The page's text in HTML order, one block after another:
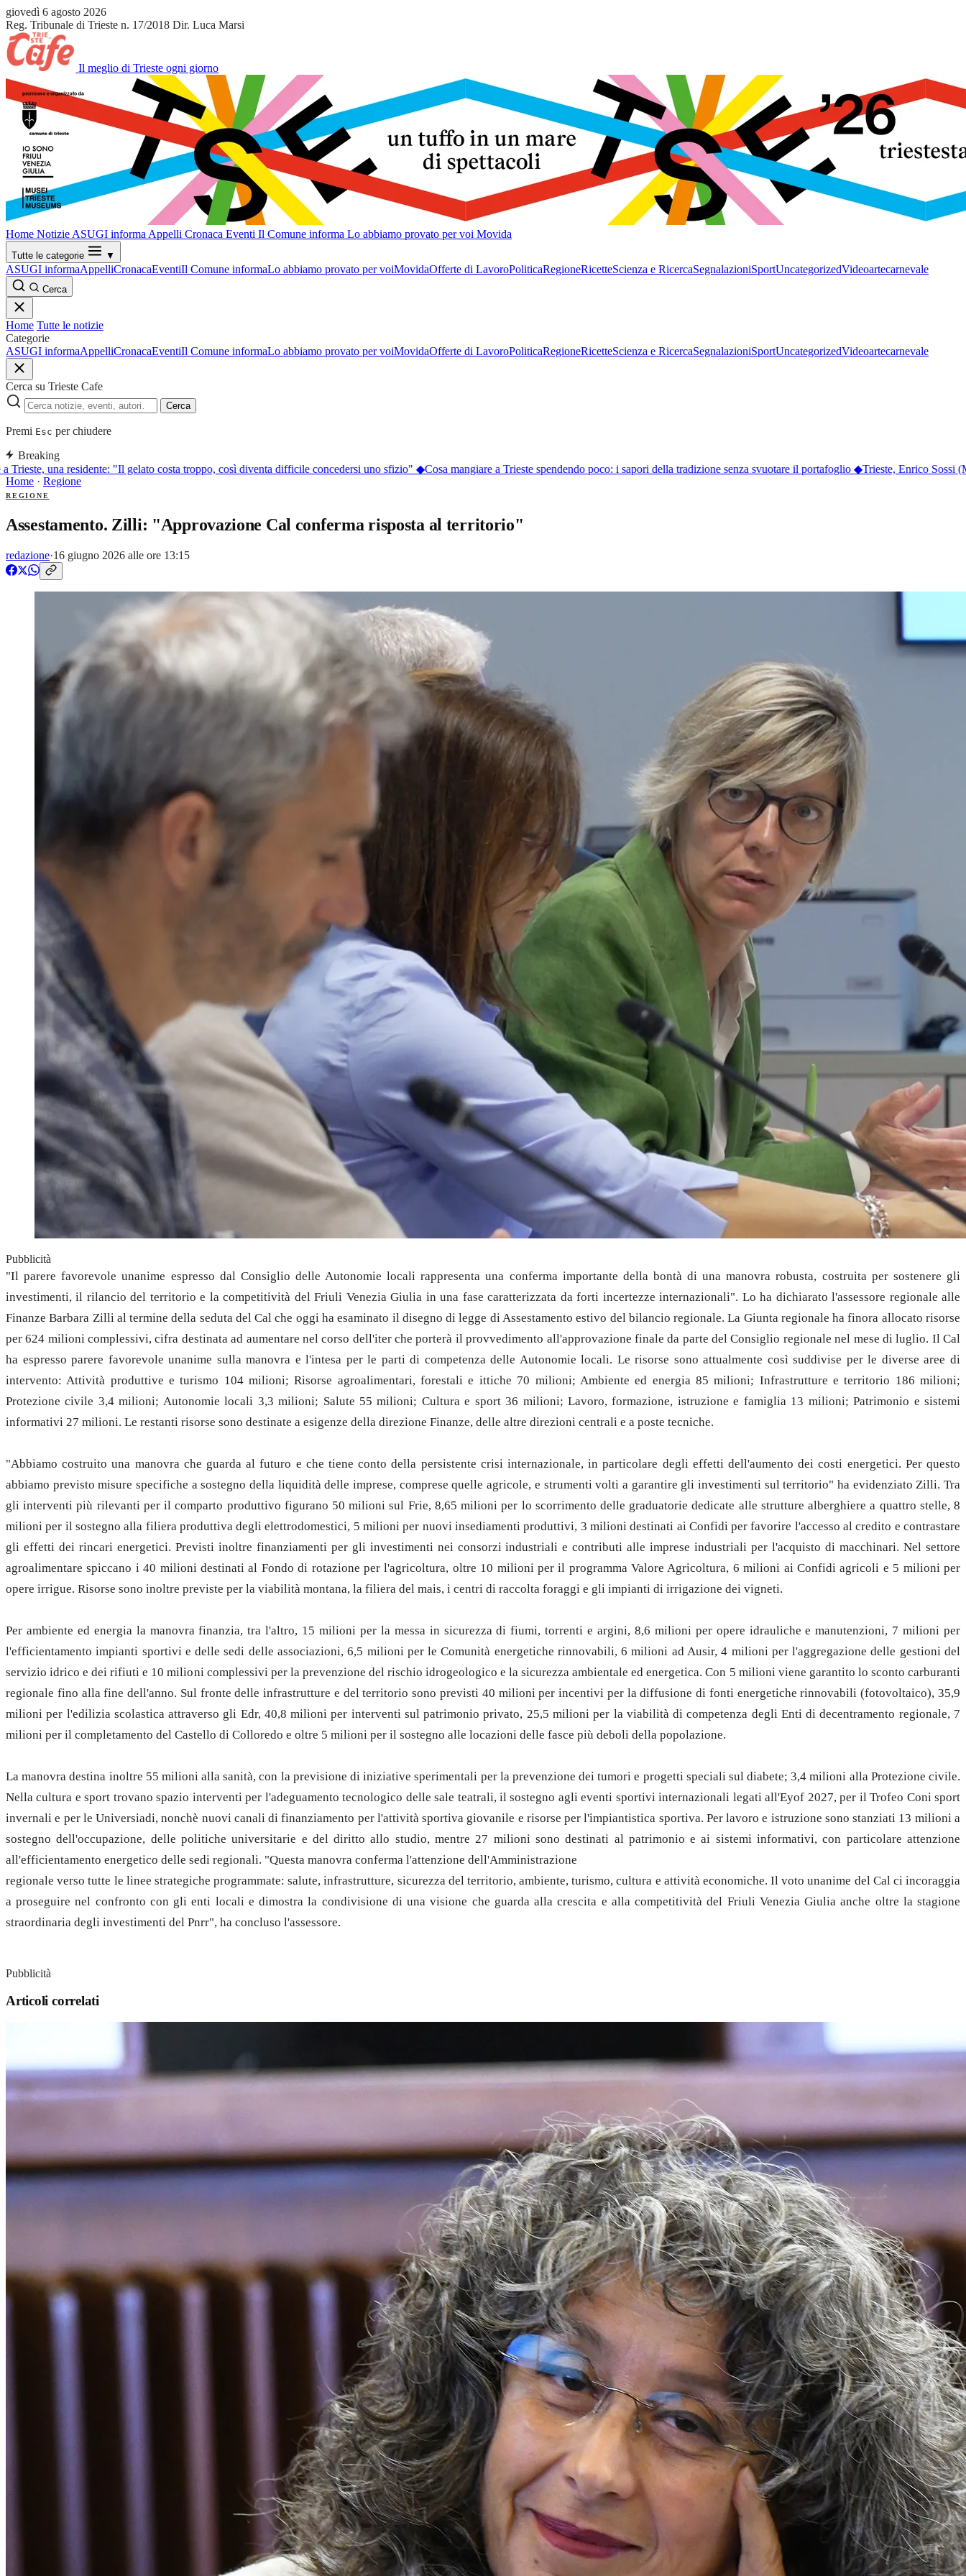
giovedì 6 agosto 2026
Reg. Tribunale di Trieste n. 17/2018 Dir. Luca Marsi
Il meglio di Trieste ogni giorno
Home Notizie ASUGI informa Appelli Cronaca Eventi Il Comune informa Lo abbiamo provato per voi Movida
Tutte le categorie ▼
ASUGI informaAppelliCronacaEventiIl Comune informaLo abbiamo provato per voiMovidaOfferte di LavoroPoliticaRegioneRicetteScienza e RicercaSegnalazioniSportUncategorizedVideoartecarnevale
Cerca
Home Tutte le notizie
Categorie
ASUGI informaAppelliCronacaEventiIl Comune informaLo abbiamo provato per voiMovidaOfferte di LavoroPoliticaRegioneRicetteScienza e RicercaSegnalazioniSportUncategorizedVideoartecarnevale
Cerca su Trieste Cafe
Cerca
Premi Esc per chiudere
Breaking
una residente: "Il gelato costa troppo, così diventa difficile concedersi uno sfizio"◆ Cosa mangiare a Trieste spendendo poco: i sapori della tradizione senza svuotare il portafoglio◆Trieste, Enrico Sossi
Home · Regione
REGIONE
Assestamento. Zilli: "Approvazione Cal conferma risposta al territorio"
redazione·16 giugno 2026 alle ore 13:15
Pubblicità
"Il parere favorevole unanime espresso dal Consiglio delle Autonomie locali rappresenta una conferma importante della bontà di una manovra robusta, costruita per sostenere gli
investimenti, il rilancio del territorio e la competitività del Friuli Venezia Giulia in una fase caratterizzata da forti incertezze internazionali". Lo ha dichiarato l'assessore regionale alle
Finanze Barbara Zilli al termine della seduta del Cal che oggi ha esaminato il disegno di legge di Assestamento estivo del bilancio regionale. La Giunta regionale ha finora allocato risorse
per 624 milioni complessivi, cifra destinata ad aumentare nel corso dell'iter che porterà il provvedimento all'approvazione finale da parte del Consiglio regionale nel mese di luglio. Il Cal
ha espresso parere favorevole unanime sulla manovra e l'intesa per le parti di competenza delle Autonomie locali. Le risorse sono attualmente così suddivise per le diverse aree di
intervento: Attività produttive e turismo 104 milioni; Risorse agroalimentari, forestali e ittiche 70 milioni; Ambiente ed energia 85 milioni; Infrastrutture e territorio 186 milioni;
Protezione civile 3,4 milioni; Autonomie locali 3,3 milioni; Salute 55 milioni; Cultura e sport 36 milioni; Lavoro, formazione, istruzione e famiglia 13 milioni; Patrimonio e sistemi
informativi 27 milioni. Le restanti risorse sono destinate a esigenze della direzione Finanze, delle altre direzioni centrali e a poste tecniche.
"Abbiamo costruito una manovra che guarda al futuro e che tiene conto della persistente crisi internazionale, in particolare degli effetti dell'aumento dei costi energetici. Per questo
abbiamo previsto misure specifiche a sostegno della liquidità delle imprese, comprese quelle agricole, e strumenti volti a garantire gli investimenti sul territorio" ha evidenziato Zilli. Tra
gli interventi più rilevanti per il comparto produttivo figurano 50 milioni sul Frie, 8,65 milioni per lo scorrimento delle graduatorie dedicate alle strutture alberghiere a quattro stelle, 8
milioni per il sostegno alla filiera produttiva degli elettrodomestici, 5 milioni per nuovi insediamenti produttivi, 3 milioni destinati ai Confidi per favorire l'accesso al credito e contrastare
gli effetti dei rincari energetici. Previsti inoltre finanziamenti per gli investimenti nei consorzi industriali e contributi alle imprese industriali per l'acquisto di macchinari. Nel settore
agroalimentare spiccano i 40 milioni destinati al Fondo di rotazione per l'agricoltura, oltre 10 milioni per il programma Valore Agricoltura, 6 milioni ai Confidi agricoli e 5 milioni per
opere irrigue. Risorse sono inoltre previste per la viabilità montana, la filiera del mais, i centri di raccolta foraggi e gli impianti di irrigazione dei vigneti.
Per ambiente ed energia la manovra finanzia, tra l'altro, 15 milioni per la messa in sicurezza di fiumi, torrenti e argini, 8,6 milioni per opere idrauliche e manutenzioni, 7 milioni per
l'efficientamento impianti sportivi e delle sedi delle associazioni, 6,5 milioni per le Comunità energetiche rinnovabili, 6 milioni ad Ausir, 4 milioni per l'aggregazione delle gestioni del
servizio idrico e dei rifiuti e 10 milioni complessivi per la prevenzione del rischio idrogeologico e la sicurezza ambientale ed energetica. Con 5 milioni viene garantito lo sconto carburanti
regionale fino alla fine dell'anno. Sul fronte delle infrastrutture e del territorio sono previsti 40 milioni per incentivi per la diffusione di fonti energetiche rinnovabili (fotovoltaico), 35,9
milioni per l'edilizia scolastica attraverso gli Edr, 40,8 milioni per interventi sul patrimonio privato, 25,5 milioni per la viabilità di competenza degli Enti di decentramento regionale, 7
milioni per il completamento del Castello di Colloredo e oltre 5 milioni per il sostegno alle locazioni delle fasce più deboli della popolazione.
La manovra destina inoltre 55 milioni alla sanità, con la previsione di iniziative sperimentali per la prevenzione dei tumori e progetti speciali sul diabete; 3,4 milioni alla Protezione civile.
Nella cultura e sport trovano spazio interventi per l'adeguamento tecnologico delle sale teatrali, il sostegno agli eventi sportivi internazionali legati all'Eyof 2027, per il Trofeo Coni sport
invernali e per le Universiadi, nonchè nuovi canali di finanziamento per l'attività sportiva giovanile e risorse per l'impiantistica sportiva. Per lavoro e istruzione sono stanziati 13 milioni a
sostegno dell'occupazione, delle politiche universitarie e del diritto allo studio, mentre 27 milioni sono destinati al patrimonio e ai sistemi informativi, con particolare attenzione
all'efficientamento energetico delle sedi regionali. "Questa manovra conferma l'attenzione dell'Amministrazione
regionale verso tutte le linee strategiche programmate: salute, infrastrutture, sicurezza del territorio, ambiente, turismo, cultura e attività economiche. Il voto unanime del Cal ci incoraggia
a proseguire nel confronto con gli enti locali e dimostra la condivisione di una visione che guarda alla crescita e alla competitività del Friuli Venezia Giulia anche oltre la stagione
straordinaria degli investimenti del Pnrr", ha concluso l'assessore.
Pubblicità
Articoli correlati